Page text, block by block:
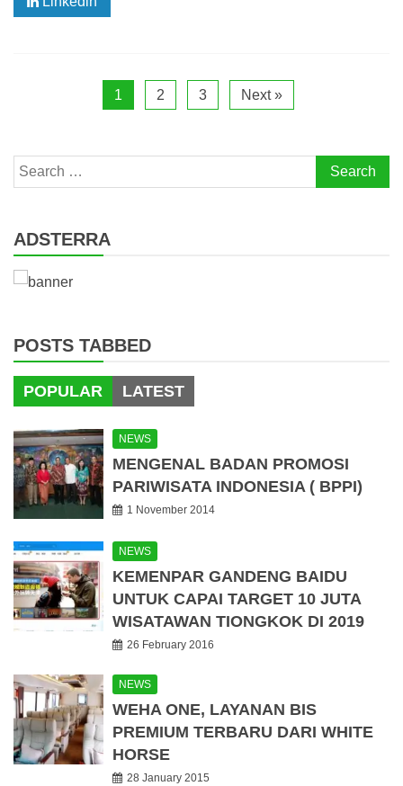
1 2 3 Next »
Search
for:
ADSTERRA
POSTS TABBED
POPULAR LATEST
NEWS
MENGENAL BADAN PROMOSI
PARIWISATA INDONESIA ( BPPI)
1 November 2014
NEWS
KEMENPAR GANDENG BAIDU
UNTUK CAPAI TARGET 10 JUTA
WISATAWAN TIONGKOK DI 2019
26 February 2016
NEWS
WEHA ONE, LAYANAN BIS
PREMIUM TERBARU DARI WHITE
HORSE
28 January 2015